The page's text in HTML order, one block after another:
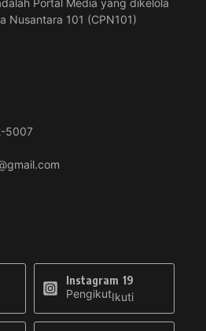
Portal Media yang dikelola
Nusantara 101 (CPN101)
5007
Instagram 19
PengikutIkuti